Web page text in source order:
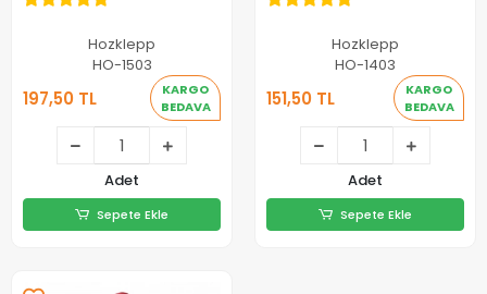
Hozklepp
HO-1503
197,50 TL
KARGO
BEDAVA
197,50 TL
Sepete Ekle
Adet
Sepete Ekle
Hozklepp
HO-1403
151,50 TL
KARGO
BEDAVA
151,50 TL
Sepete Ekle
Adet
Sepete Ekle